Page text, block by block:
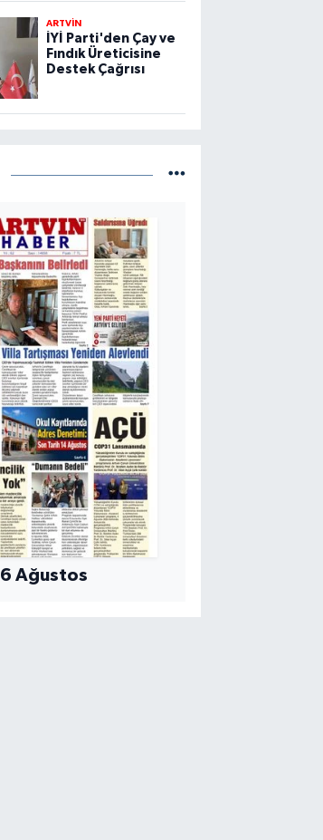
ARTVİN
İYİ Parti'den Çay ve
Fındık Üreticisine
Destek Çağrısı
6 Ağustos